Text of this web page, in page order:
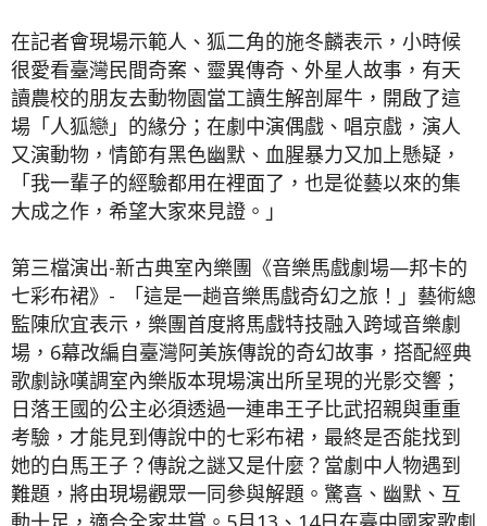
在記者會現場示範人、狐二角的施冬麟表示，小時候
很愛看臺灣民間奇案、靈異傳奇、外星人故事，有天
讀農校的朋友去動物園當工讀生解剖犀牛，開啟了這
場「人狐戀」的緣分；在劇中演偶戲、唱京戲，演人
又演動物，情節有黑色幽默、血腥暴力又加上懸疑，
「我一輩子的經驗都用在裡面了，也是從藝以來的集
大成之作，希望大家來見證。」
第三檔演出-新古典室內樂團《音樂馬戲劇場—邦卡的
七彩布裙》- 「這是一趟音樂馬戲奇幻之旅！」藝術總
監陳欣宜表示，樂團首度將馬戲特技融入跨域音樂劇
場，6幕改編自臺灣阿美族傳說的奇幻故事，搭配經典
歌劇詠嘆調室內樂版本現場演出所呈現的光影交響；
日落王國的公主必須透過一連串王子比武招親與重重
考驗，才能見到傳說中的七彩布裙，最終是否能找到
她的白馬王子？傳說之謎又是什麼？當劇中人物遇到
難題，將由現場觀眾一同參與解題。驚喜、幽默、互